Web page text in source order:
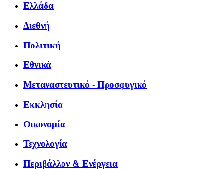
Ελλάδα
Διεθνή
Πολιτική
Εθνικά
Μεταναστευτικό - Προσφυγικό
Εκκλησία
Οικονομία
Τεχνολογία
Περιβάλλον & Ενέργεια